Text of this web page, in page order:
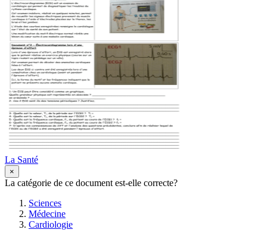
La Santé
×
La catégorie de ce document est-elle correcte?
Sciences
Médecine
Cardiologie